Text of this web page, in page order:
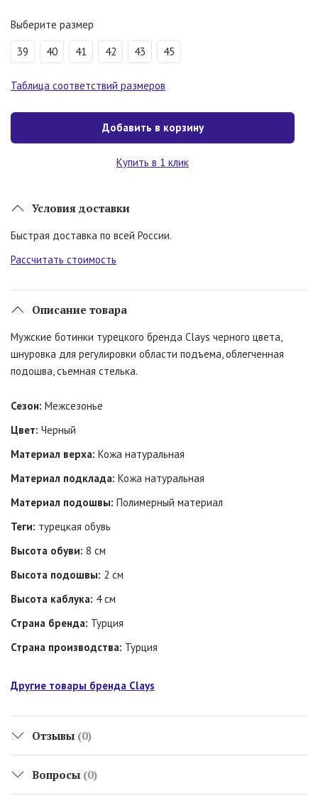
Выберите размер
39 40 41 42 43 45
Таблица соответствий размеров
Добавить в корзину
Купить в 1 клик
Условия доставки
Быстрая доставка по всей России.
Рассчитать стоимость
Описание товара
Мужские ботинки турецкого бренда Clays черного цвета,
шнуровка для регулировки области подъема, облегченная
подошва, съемная стелька.
Сезон: Межсезонье
Цвет: Черный
Материал верха: Кожа натуральная
Материал подклада: Кожа натуральная
Материал подошвы: Полимерный материал
Теги: турецкая обувь
Высота обуви: 8 см
Высота подошвы: 2 см
Высота каблука: 4 см
Страна бренда: Турция
Страна производства: Турция
Другие товары бренда Clays
Отзывы (0)
Вопросы (0)